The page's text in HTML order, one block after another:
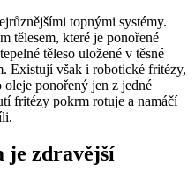
topnými systémy.
tělesem, které je ponořené
těleso uložené v těsné
Existují však i robotické fritézy,
ponořený jen z jedné
fritézy pokrm rotuje a namáčí
je zdravější